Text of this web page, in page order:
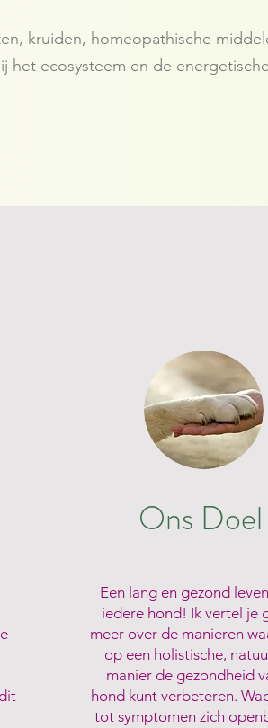
kruiden, homeopathische
het ecosysteem en de
Ons Doel
Een lang en gezond
iedere hond! Ik vertel je
meer over de manieren
op een holistische,
manier de gezondheid
hond kunt verbeteren.
tot symptomen zich